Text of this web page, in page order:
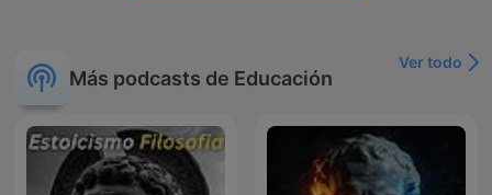
Más podcasts de Educación
Ver todo